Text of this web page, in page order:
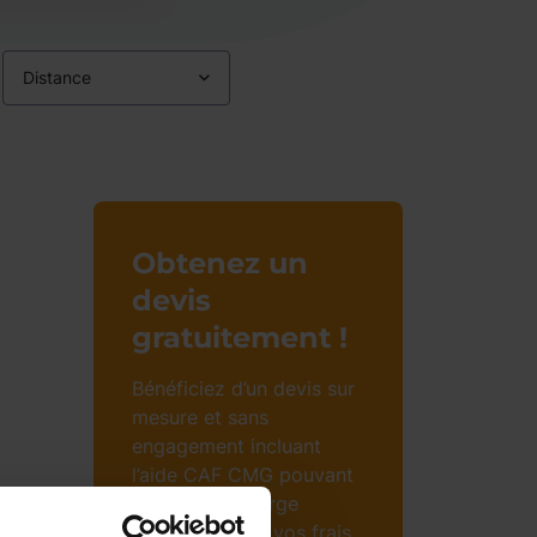
Distance
Obtenez un
devis
gratuitement !
Bénéficiez d’un devis sur
mesure et sans
engagement incluant
l’aide CAF CMG pouvant
prendre en charge
jusqu’à 85% de vos frais